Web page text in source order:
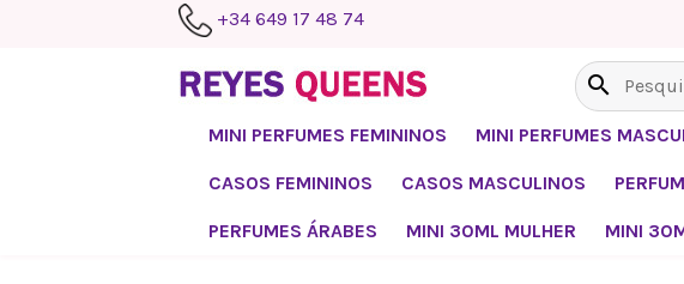
+34 649 17 48 74
search
MINI PERFUMES FEMININOS MINI PERFUMES
CASOS FEMININOS CASOS MASCULINOS
PERFUMES ÁRABES MINI 30ML MULHER MINI